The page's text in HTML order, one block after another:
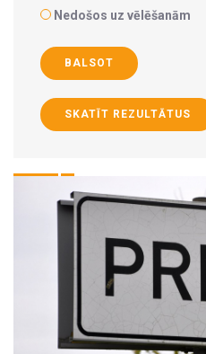
Nedošos uz vēlēšanām
BALSOT
SKATĪT REZULTĀTUS